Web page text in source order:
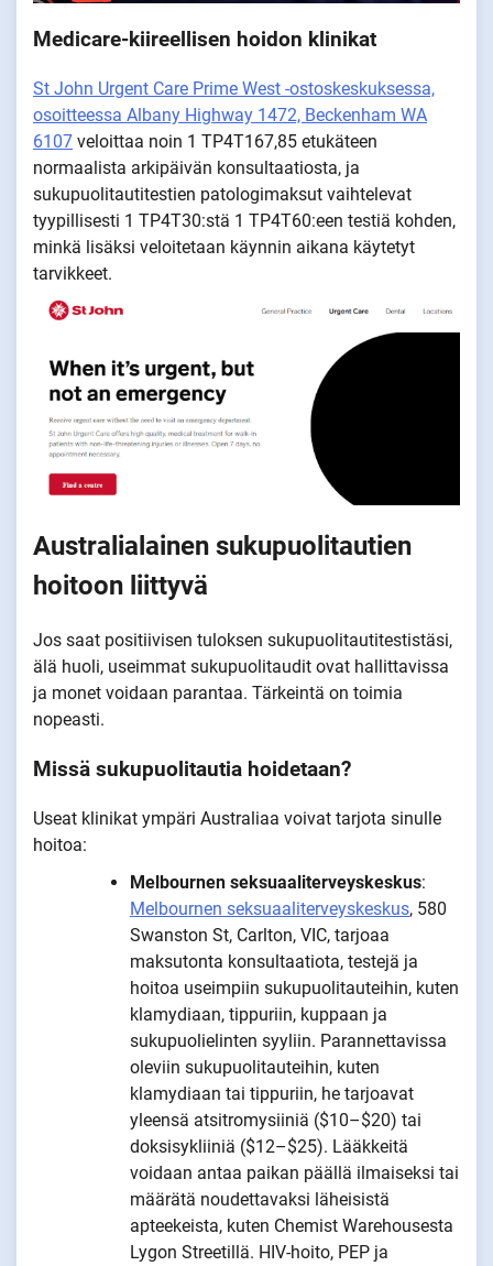
Medicare-kiireellisen hoidon klinikat
St John Urgent Care Prime West -ostoskeskuksessa,
osoitteessa Albany Highway 1472, Beckenham WA
6107 veloittaa noin 1 TP4T167,85 etukäteen
normaalista arkipäivän konsultaatiosta, ja
sukupuolitautitestien patologimaksut vaihtelevat
tyypillisesti 1 TP4T30:stä 1 TP4T60:een testiä kohden,
minkä lisäksi veloitetaan käynnin aikana käytetyt
tarvikkeet.
Australialainen sukupuolitautien
hoitoon liittyvä
Jos saat positiivisen tuloksen sukupuolitautitestistäsi,
älä huoli, useimmat sukupuolitaudit ovat hallittavissa
ja monet voidaan parantaa. Tärkeintä on toimia
nopeasti.
Missä sukupuolitautia hoidetaan?
Useat klinikat ympäri Australiaa voivat tarjota sinulle
hoitoa:
Melbournen seksuaaliterveyskeskus:
Melbournen seksuaaliterveyskeskus, 580
Swanston St, Carlton, VIC, tarjoaa
maksutonta konsultaatiota, testejä ja
hoitoa useimpiin sukupuolitauteihin, kuten
klamydiaan, tippuriin, kuppaan ja
sukupuolielinten syyliin. Parannettavissa
oleviin sukupuolitauteihin, kuten
klamydiaan tai tippuriin, he tarjoavat
yleensä atsitromysiiniä ($10–$20) tai
doksisykliiniä ($12–$25). Lääkkeitä
voidaan antaa paikan päällä ilmaiseksi tai
määrätä noudettavaksi läheisistä
apteekeista, kuten Chemist Warehousesta
Lygon Streetillä. HIV-hoito, PEP ja